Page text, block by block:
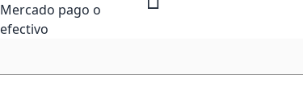
Mercado pago o
efectivo